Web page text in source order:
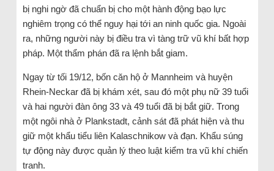
bị nghi ngờ đã chuẩn bị cho một hành động bạo lực
nghiêm trọng có thể nguy hại tới an ninh quốc gia. Ngoài
ra, những người này bị điều tra vì tàng trữ vũ khí bất hợp
pháp. Một thẩm phán đã ra lệnh bắt giam.
Ngay từ tối 19/12, bốn căn hộ ở Mannheim và huyện
Rhein-Neckar đã bị khám xét, sau đó một phụ nữ 39 tuổi
và hai người đàn ông 33 và 49 tuổi đã bị bắt giữ. Trong
một ngôi nhà ở Plankstadt, cảnh sát đã phát hiện và thu
giữ một khẩu tiểu liên Kalaschnikow và đạn. Khẩu súng
tự động này được quản lý theo luật kiểm tra vũ khí chiến
tranh.